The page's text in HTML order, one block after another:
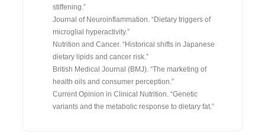
stiffening.”
Journal of Neuroinflammation. “Dietary triggers of
microglial hyperactivity.”
Nutrition and Cancer. “Historical shifts in Japanese
dietary lipids and cancer risk.”
British Medical Journal (BMJ). “The marketing of
health oils and consumer perception.”
Current Opinion in Clinical Nutrition. “Genetic
variants and the metabolic response to dietary fat.”